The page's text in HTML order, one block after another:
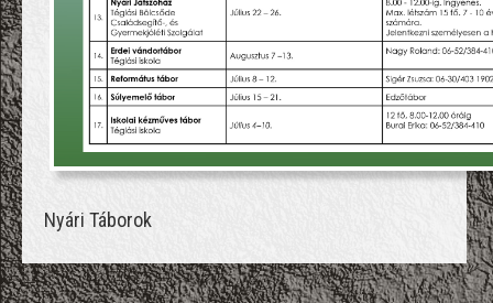
Nyári Táborok